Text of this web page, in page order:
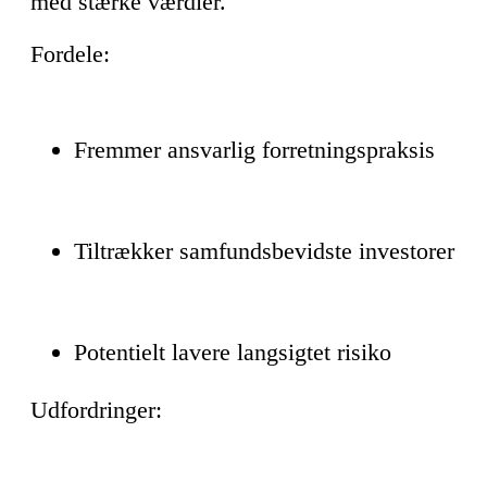
Fordele:
Fremmer ansvarlig forretningspraksis
Tiltrækker samfundsbevidste investorer
Potentielt lavere langsigtet risiko
Udfordringer: